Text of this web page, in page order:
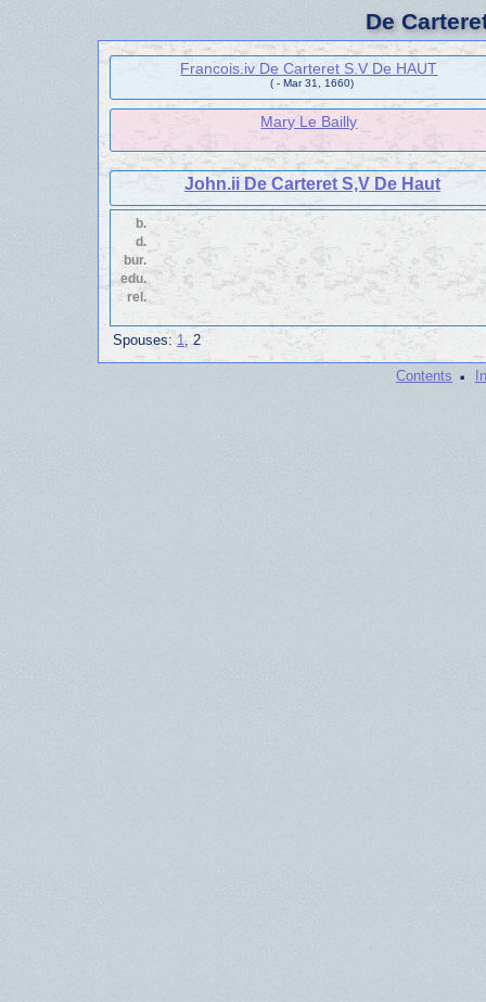
De
Francois.iv De Carteret S.V De HAUT
( - Mar 31, 1660)
Mary Le Bailly
John.ii De Carteret S,V De Haut
b.
d.
bur.
edu.
rel.
Spouses:1 , 2
Contents ·